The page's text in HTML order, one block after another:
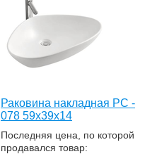
Раковина накладная РС -
078 59х39х14
Последняя цена, по которой
продавался товар: